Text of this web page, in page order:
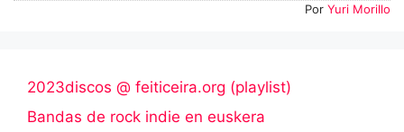
Por Yuri Morillo
2023discos @ feiticeira.org (playlist)
Bandas de rock indie en euskera